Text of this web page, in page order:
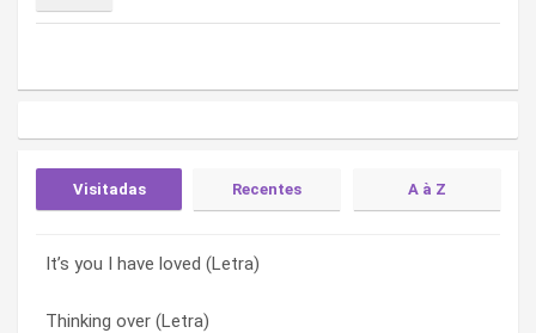
Visitadas Recentes A à Z
It’s you I have loved (Letra)
Thinking over (Letra)
Thinking over (Letra)
It’s you I have loved (Letra)
It’s you I have loved (Letra)
Thinking over (Letra)